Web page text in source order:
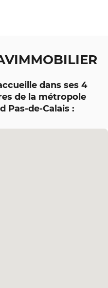
dans ses 4
de la métropole
Pas-de-Calais :